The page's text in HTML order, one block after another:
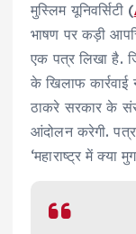
मुस्लिम यूनिवर्सिटी (
भाषण पर कड़ी
एक पत्र लिखा है.
के खिलाफ
ठाकरे सरकार के
आंदोलन करेगी.
‘महाराष्ट्र में क्या